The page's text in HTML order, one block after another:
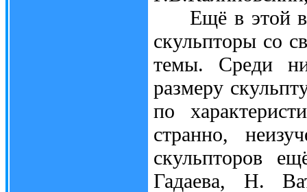
Ещё в этой
скульпторы со
темы. Среди
размеру
по
странно,
скульпторов
Гадаева, Н.